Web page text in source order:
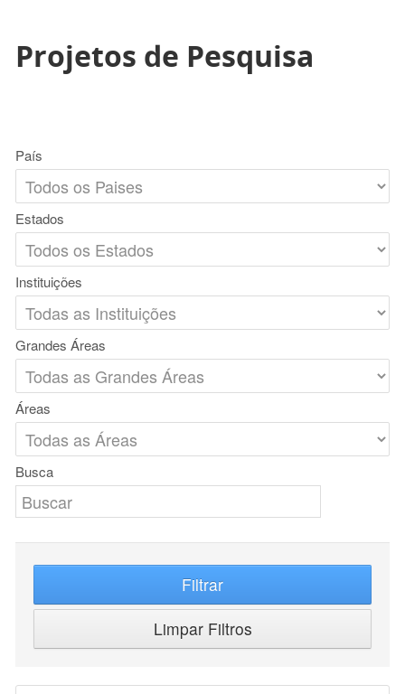
Projetos de Pesquisa
País
Estados
Instituições
Grandes Áreas
Áreas
Busca
Filtrar
Limpar Filtros